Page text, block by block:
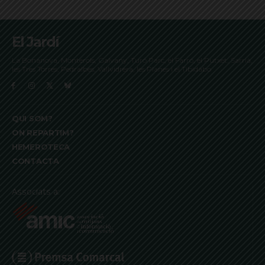
El Jardí
La Bonanova, Monterols, Galvany, Turó Parc, el Farró, el Putxet, Sarrià,
les Tres Torres, Pedralbes, Vallvidrera, les Planes i el Tibidabo
QUI SOM?
ON REPARTIM?
HEMEROTECA
CONTACTA
Associats a: